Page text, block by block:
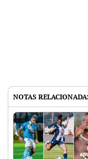
NOTAS